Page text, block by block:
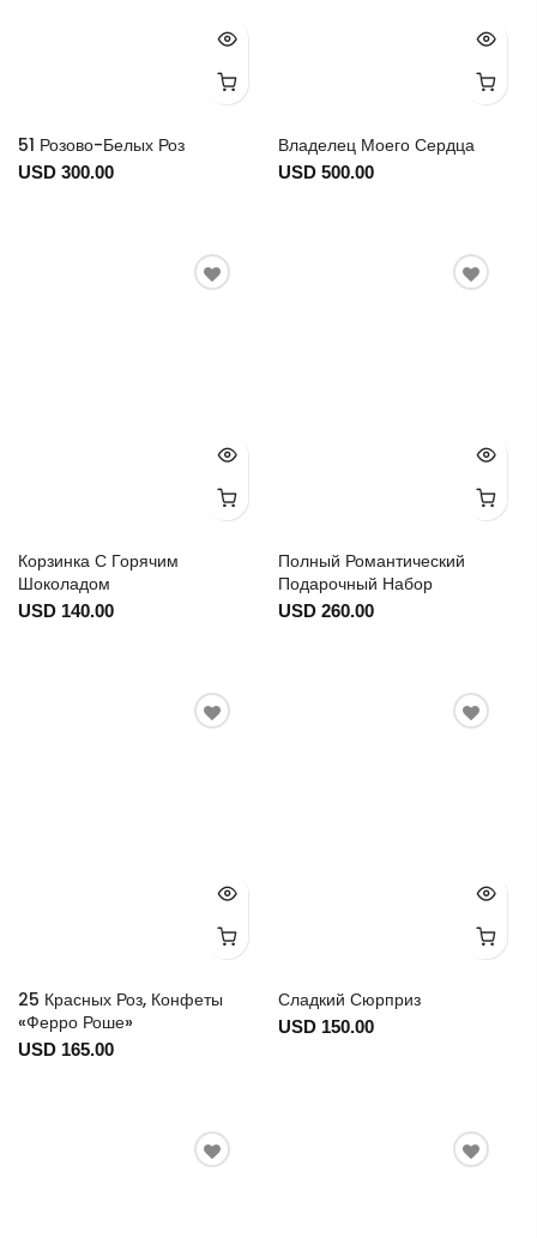
51 Розово-Белых Роз
USD 300.00
Владелец Моего Сердца
USD 500.00
Корзинка С Горячим
Шоколадом
USD 140.00
Полный Романтический
Подарочный Набор
USD 260.00
25 Красных Роз, Конфеты
«Ферро Роше»
USD 165.00
Сладкий Сюрприз
USD 150.00